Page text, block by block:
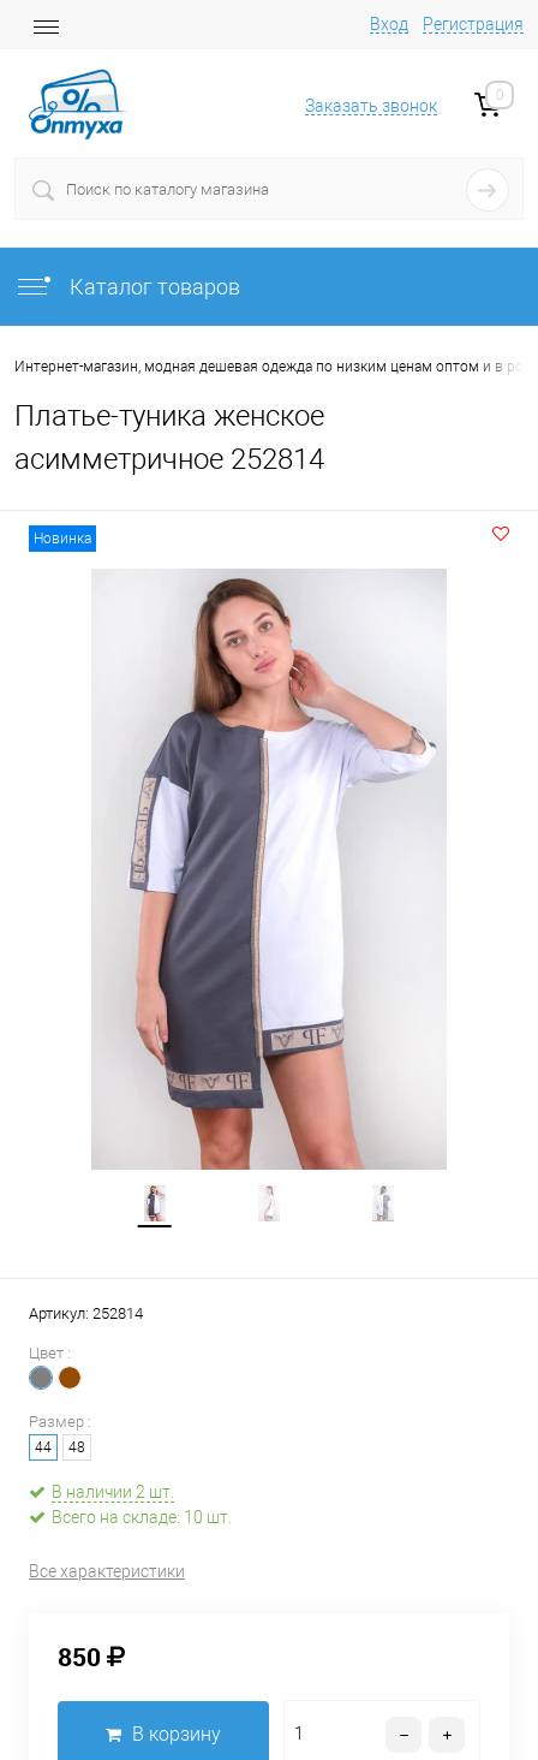
Вход Регистрация
Заказать звонок
0
Каталог товаров
Интернет-магазин, модная дешевая одежда по низким ценам оптом и в
Платье-туника женское
асимметричное 252814
Новинка
Артикул: 252814
Цвет :
Размер :
44 48
В наличии 2 шт.
Всего на складе: 10 шт.
Все характеристики
850
В корзину